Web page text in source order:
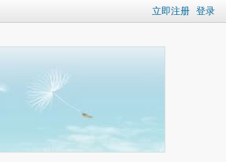
立即注册 登录